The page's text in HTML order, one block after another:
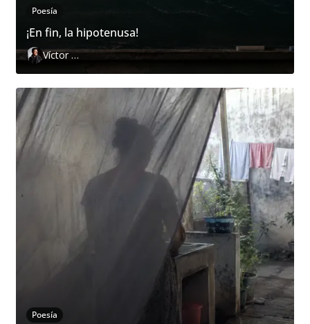
Poesía
¡En fin, la hipotenusa!
Víctor Hugo Pedraza
Poesía